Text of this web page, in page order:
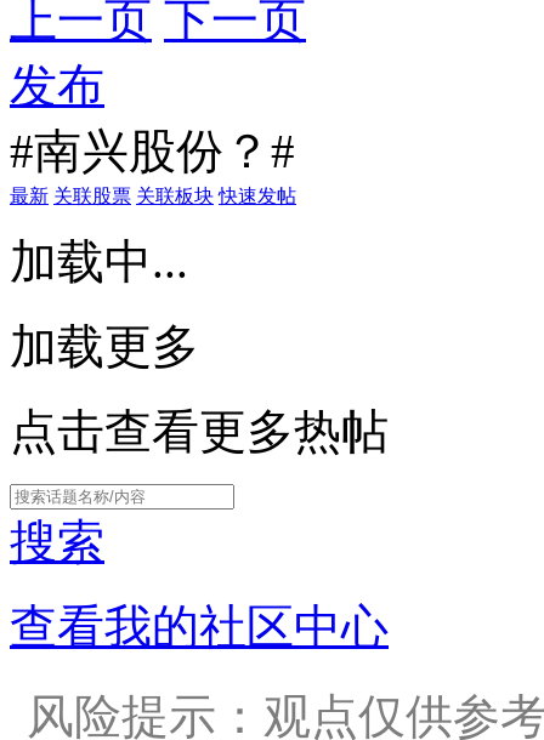
上一页 下一页
发布
#南兴股份？#
最新 关联股票 关联板块 快速发帖
加载中...
加载更多
点击查看更多热帖
搜索
查看我的社区中心
风险提示：观点仅供参